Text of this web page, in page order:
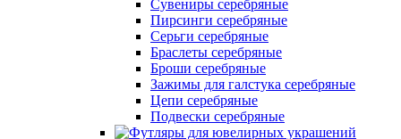
Сувениры серебряные
Пирсинги серебряные
Серьги серебряные
Браслеты серебряные
Броши серебряные
Зажимы для галстука серебряные
Цепи серебряные
Подвески серебряные